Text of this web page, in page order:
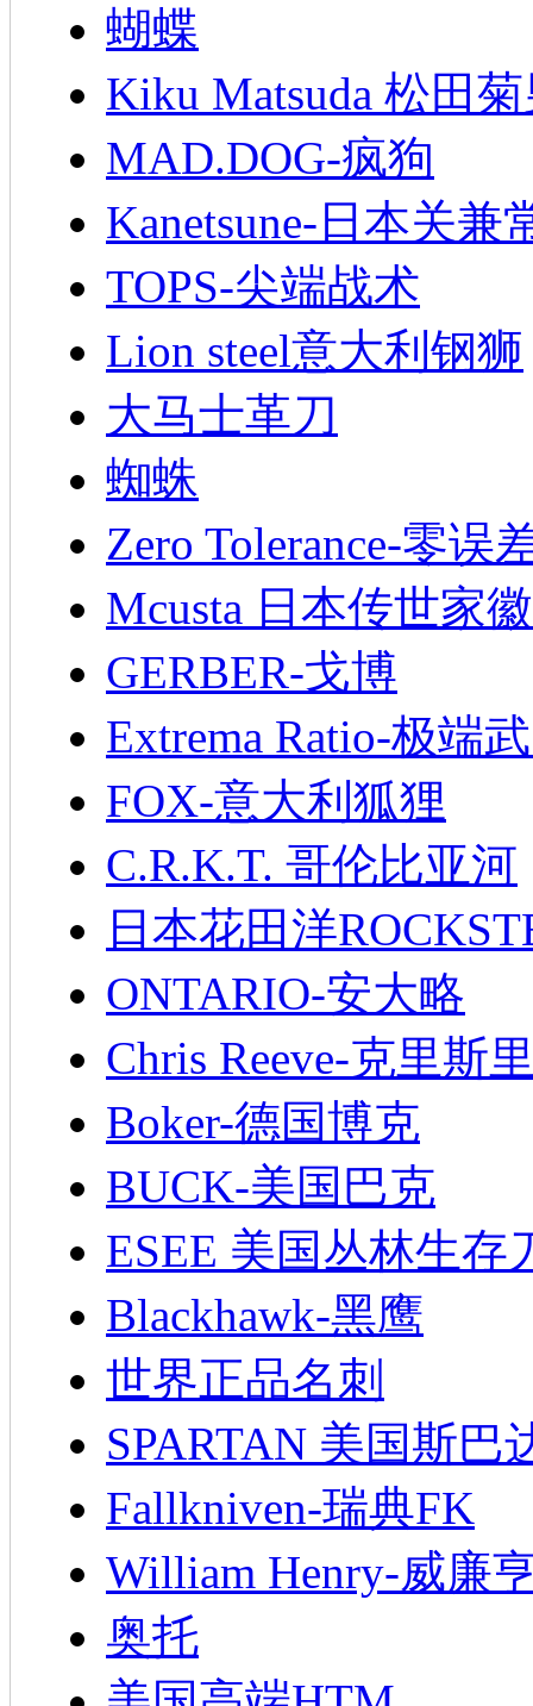
蝴蝶
Kiku Matsuda 松田
MAD.DOG-疯狗
Kanetsune-日本关兼
TOPS-尖端战术
Lion steel意大利钢狮
大马士革刀
蜘蛛
Zero Tolerance-零误
Mcusta 日本传世家徽
GERBER-戈博
Extrema Ratio-极端
FOX-意大利狐狸
C.R.K.T. 哥伦比亚河
日本花田洋
ONTARIO-安大略
Chris Reeve-克里斯
Boker-德国博克
BUCK-美国巴克
ESEE 美国丛林生存
Blackhawk-黑鹰
世界正品名刺
SPARTAN 美国斯巴
Fallkniven-瑞典FK
William Henry-威廉
奥托